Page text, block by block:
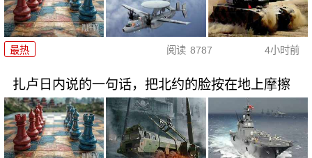
最热 阅读 8787 4小时前
扎卢日内说的一句话，把北约的脸按在地上摩擦